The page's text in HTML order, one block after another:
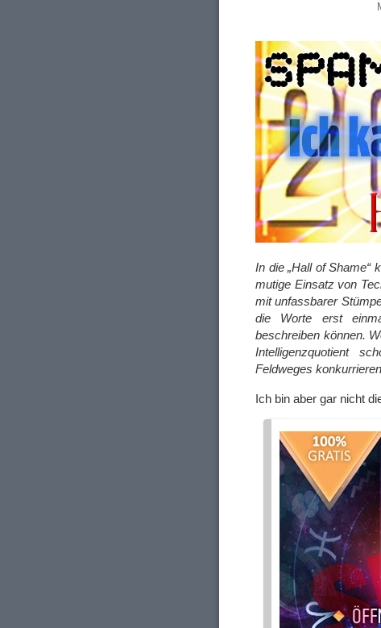
In die „Hall of Shame“
mutige Einsatz von
mit unfassbarer
die Worte erst
beschreiben können.
Intelligenzquotient
Feldweges
Ich bin aber gar nicht